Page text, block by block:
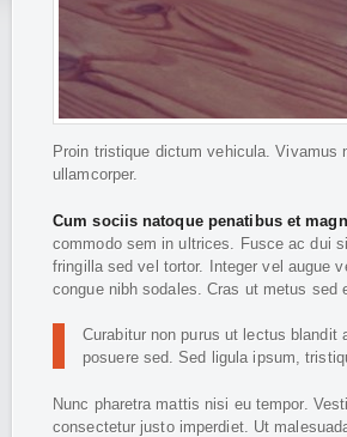
Proin tristique dictum vehicula.
ullamcorper.
Cum sociis natoque penatibus et
commodo sem in ultrices. Fusce ac dui
fringilla sed vel tortor. Integer vel augue
congue nibh sodales. Cras ut metus
Curabitur non purus ut lectus
posuere sed. Sed ligula ipsum,
Nunc pharetra mattis nisi eu tempor.
consectetur justo imperdiet. Ut